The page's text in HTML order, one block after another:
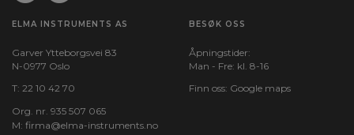
ELMA INSTRUMENTS AS
Garver Ytteborgsvei 83
N-0977 Oslo
T: 22 10 42 70
Org. nr. 935 507 065
M: firma@elma-instruments.no​
BESØK OSS
Åpningstider:
Man - Fre: kl. 8-16
Finn oss: Google maps